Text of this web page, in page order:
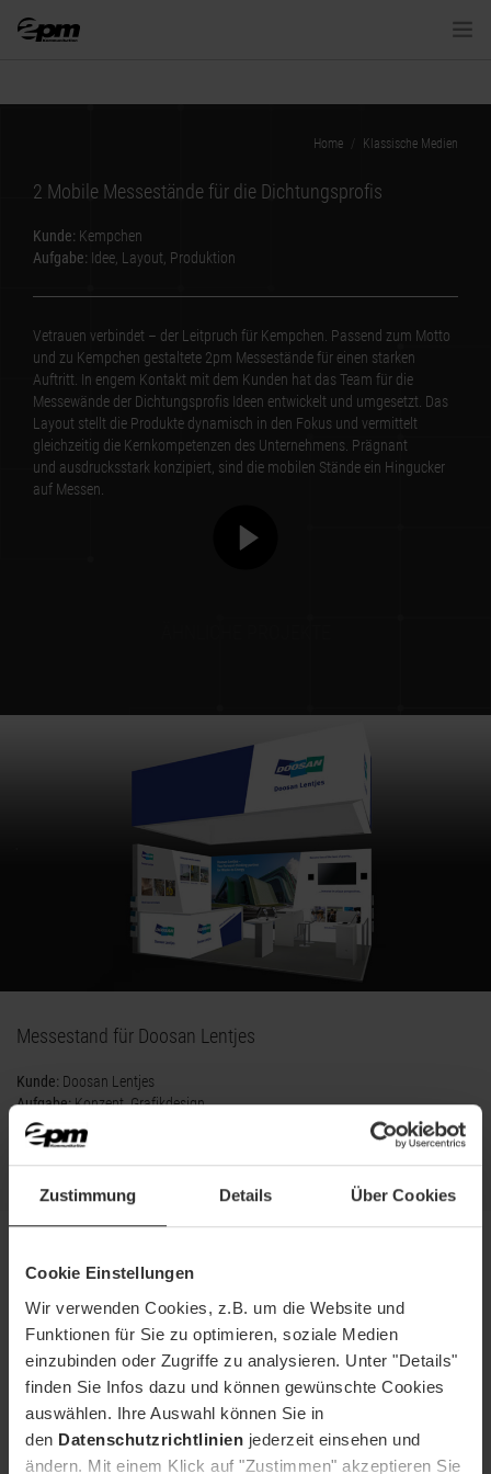
Zustimmung Details Über Cookies
Cookie Einstellungen
Wir verwenden Cookies, z.B. um die Website und
Funktionen für Sie zu optimieren, soziale Medien
einzubinden oder Zugriffe zu analysieren. Unter "Details"
finden Sie Infos dazu und können gewünschte Cookies
auswählen. Ihre Auswahl können Sie in
den Datenschutzrichtlinien jederzeit einsehen und
ändern. Mit einem Klick auf "Zustimmen" akzeptieren Sie
NEUE MEDIEN
KONTAKT
Home Klassische Medien
2 Mobile Messestände für die Dichtungsprofis
Kunde: Kempchen
Aufgabe: Idee, Layout, Produktion
Vetrauen verbindet – der Leitpruch für Kempchen. Passend zum Motto
und zu Kempchen gestaltete 2pm Messestände für einen starken
Auftritt. In engem Kontakt mit dem Kunden hat das Team für die
Messewände der Dichtungsprofis Ideen entwickelt und umgesetzt. Das
Layout stellt die Produkte dynamisch in den Fokus und vermittelt
gleichzeitig die Kernkompetenzen des Unternehmens. Prägnant
und ausdrucksstark konzipiert, sind die mobilen Stände ein Hingucker
auf Messen.
Messestand für Doosan Lentjes
Kunde: Doosan Lentjes
Aufgabe:Konzept, Grafikdesign